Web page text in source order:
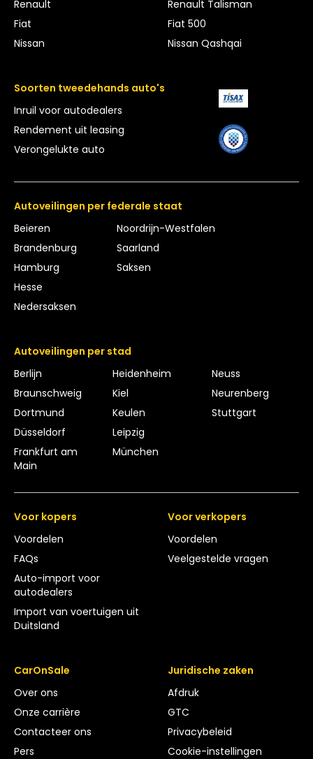
Renault
Fiat
Nissan
Renault Talisman
Fiat 500
Nissan Qashqai
Soorten tweedehands auto's
Inruil voor autodealers
Rendement uit leasing
Verongelukte auto
Autoveilingen per federale staat
Beieren
Brandenburg
Hamburg
Hesse
Nedersaksen
Noordrijn-Westfalen
Saarland
Saksen
Autoveilingen per stad
Berlijn
Braunschweig
Dortmund
Düsseldorf
Frankfurt am
Main
Heidenheim
Kiel
Keulen
Leipzig
München
Neuss
Neurenberg
Stuttgart
Voor kopers
Voordelen
FAQs
Auto-import voor
autodealers
Import van voertuigen uit
Duitsland
Voor verkopers
Voordelen
Veelgestelde vragen
CarOnSale
Over ons
Onze carrière
Contacteer ons
Pers
Juridische zaken
Afdruk
GTC
Privacybeleid
Cookie-instellingen